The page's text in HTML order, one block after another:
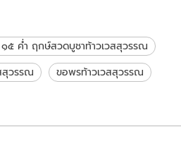
๕ ค่ำ ฤกษ์สวดบูชาท้าวเวสสุวรรณ
สุวรรณ
ขอพรท้าวเวสสุวรรณ